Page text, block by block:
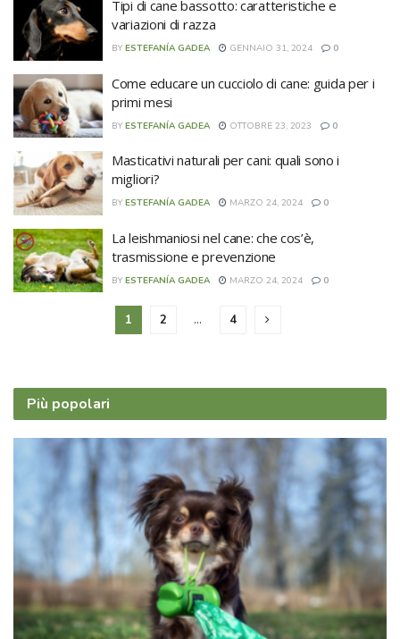
Tipi di cane bassotto: caratteristiche e
variazioni di razza
BY ESTEFANÍA GADEA GENNAIO 31, 2024 0
Come educare un cucciolo di cane: guida per i
primi mesi
BY ESTEFANÍA GADEA OTTOBRE 23, 2023 0
Masticativi naturali per cani: quali sono i
migliori?
BY ESTEFANÍA GADEA MARZO 24, 2024 0
La leishmaniosi nel cane: che cos’è,
trasmissione e prevenzione
BY ESTEFANÍA GADEA MARZO 24, 2024 0
1 2 … 4
Più popolari